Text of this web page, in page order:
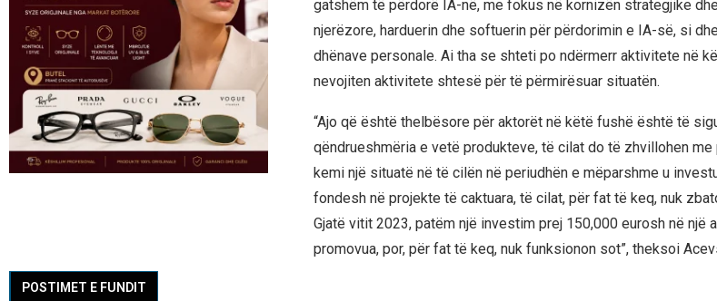
gatshëm të përdorë IA-në, me fokus në kornizën strategjike
njerëzore, harduerin dhe softuerin për përdorimin e IA-së, si
dhënave personale. Ai tha se shteti po ndërmerr aktivitete në
nevojiten aktivitete shtesë për të përmirësuar situatën.
“Ajo që është thelbësore për aktorët në këtë fushë është të
qëndrueshmëria e vetë produkteve, të cilat do të zhvillohen
kemi një situatë në të cilën në periudhën e mëparshme u
fondesh në projekte të caktuara, të cilat, për fat të keq, nuk
Gjatë vitit 2023, patëm një investim prej 150,000 eurosh në një
promovua, por, për fat të keq, nuk funksionon sot”, theksoi
POSTIMET E FUNDIT